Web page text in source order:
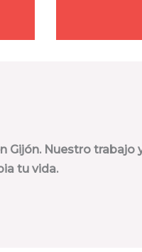
Gijón. Nuestro trabajo
tu vida.